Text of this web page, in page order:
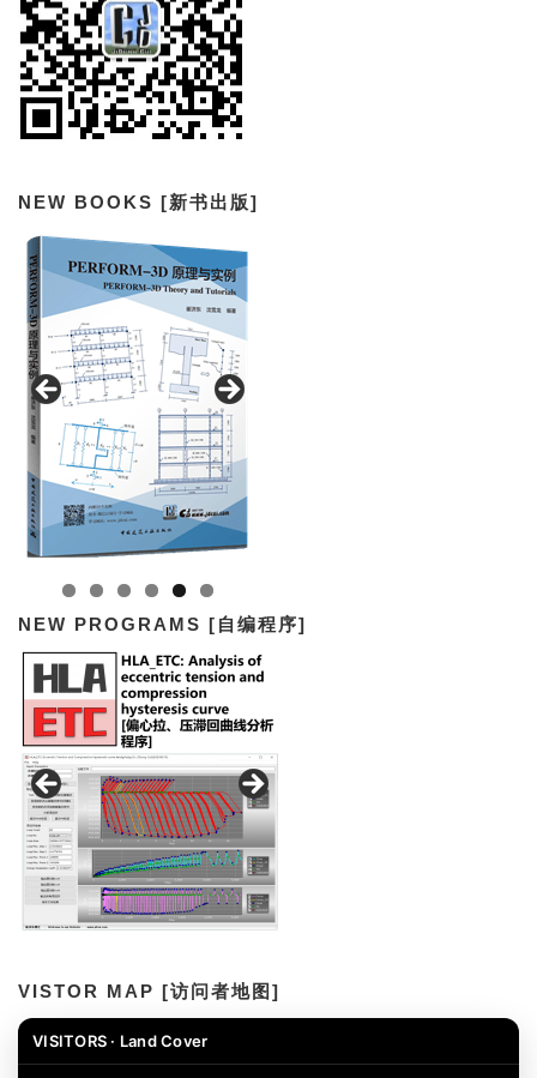
NEW BOOKS [新书出版]
NEW PROGRAMS [自编程序]
VISTOR MAP [访问者地图]
VISITORS · Land Cover